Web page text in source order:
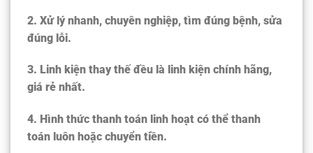
2. Xử lý nhanh, chuyên nghiệp, tìm đúng bệnh, sửa
đúng lỗi.
3. Linh kiện thay thế đều là linh kiện chính hãng,
giá rẻ nhất.
4. Hình thức thanh toán linh hoạt có thể thanh
toán luôn hoặc chuyển tiền.